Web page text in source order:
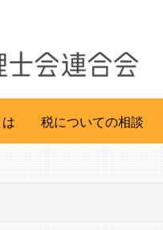
税についての相談